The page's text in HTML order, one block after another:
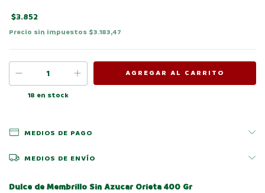
$3.852
Precio sin impuestos $3.183,47
18 en stock
MEDIOS DE PAGO
MEDIOS DE ENVÍO
Dulce de Membrillo Sin Azucar Orieta 400 Gr